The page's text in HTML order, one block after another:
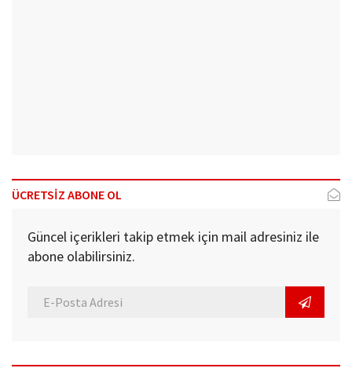
ÜCRETSİZ ABONE OL
Güncel içerikleri takip etmek için mail adresiniz ile
abone olabilirsiniz.